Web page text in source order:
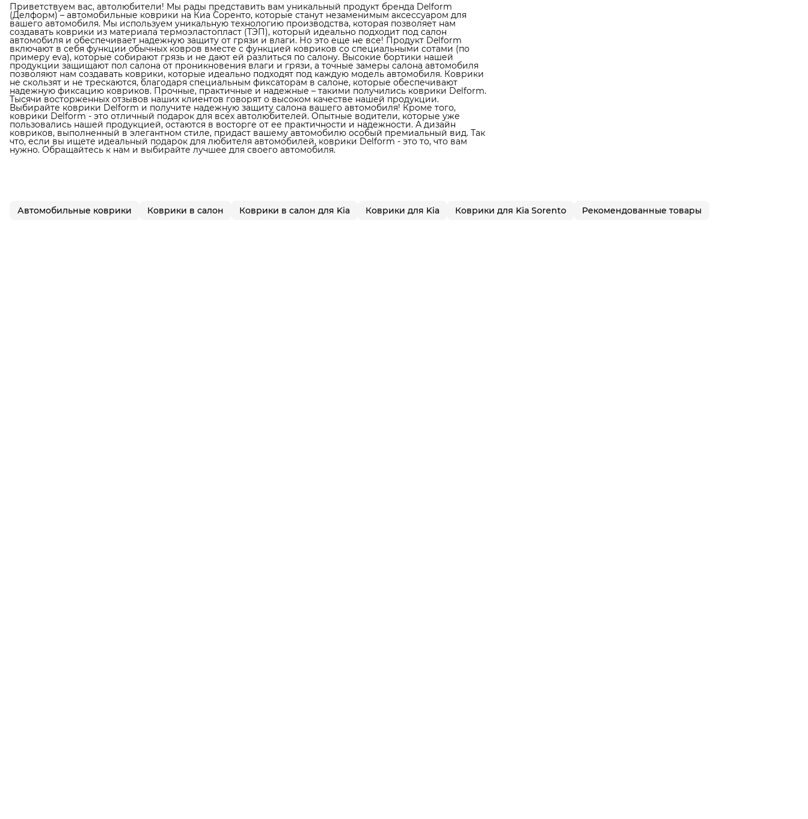
Приветствуем вас, автолюбители! Мы рады представить вам уникальный продукт бренда Delform
(Делформ) – автомобильные коврики на Киа Соренто, которые станут незаменимым аксессуаром для
вашего автомобиля. Мы используем уникальную технологию производства, которая позволяет нам
создавать коврики из материала термоэластопласт (ТЭП), который идеально подходит под салон
автомобиля и обеспечивает надежную защиту от грязи и влаги. Но это еще не все! Продукт Delform
включают в себя функции обычных ковров вместе с функцией ковриков со специальными сотами (по
примеру eva), которые собирают грязь и не дают ей разлиться по салону. Высокие бортики нашей
продукции защищают пол салона от проникновения влаги и грязи, а точные замеры салона автомобиля
позволяют нам создавать коврики, которые идеально подходят под каждую модель автомобиля. Коврики
не скользят и не трескаются, благодаря специальным фиксаторам в салоне, которые обеспечивают
надежную фиксацию ковриков. Прочные, практичные и надежные – такими получились коврики Delform.
Тысячи восторженных отзывов наших клиентов говорят о высоком качестве нашей продукции.
Выбирайте коврики Delform и получите надежную защиту салона вашего автомобиля! Кроме того,
коврики Delform - это отличный подарок для всех автолюбителей. Опытные водители, которые уже
пользовались нашей продукцией, остаются в восторге от ее практичности и надежности. А дизайн
ковриков, выполненный в элегантном стиле, придаст вашему автомобилю особый премиальный вид. Так
что, если вы ищете идеальный подарок для любителя автомобилей, коврики Delform - это то, что вам
нужно. Обращайтесь к нам и выбирайте лучшее для своего автомобиля.
Автомобильные коврики Коврики в салон Коврики в салон для Kia Коврики для Kia Коврики для Kia Sorento Рекомендованные товары